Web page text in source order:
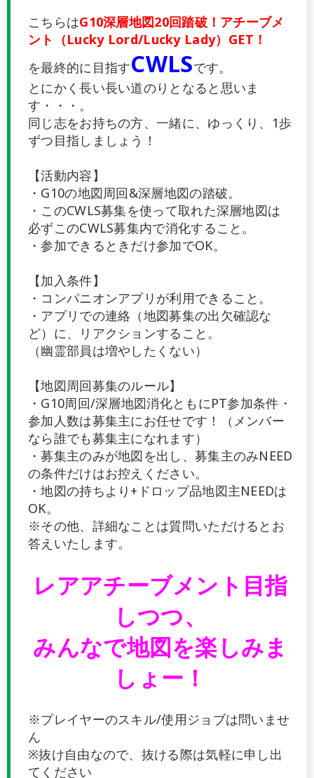
こちらはG10深層地図20回踏破！アチーブメ
ント（Lucky Lord/Lucky Lady）GET！
を最終的に目指すCWLSです。
とにかく長い長い道のりとなると思いま
す・・・。
同じ志をお持ちの方、一緒に、ゆっくり、1歩
ずつ目指しましょう！
【活動内容】
・G10の地図周回&深層地図の踏破。
・このCWLS募集を使って取れた深層地図は
必ずこのCWLS募集内で消化すること。
・参加できるときだけ参加でOK。
【加入条件】
・コンパニオンアプリが利用できること。
・アプリでの連絡（地図募集の出欠確認な
ど）に、リアクションすること。
（幽霊部員は増やしたくない）
【地図周回募集のルール】
・G10周回/深層地図消化ともにPT参加条件・
参加人数は募集主にお任せです！（メンバー
なら誰でも募集主になれます）
・募集主のみが地図を出し、募集主のみNEED
の条件だけはお控えください。
・地図の持ちより+ドロップ品地図主NEEDは
OK。
※その他、詳細なことは質問いただけるとお
答えいたします。
レアアチーブメント目指
しつつ、
みんなで地図を楽しみま
しょー！
※プレイヤーのスキル/使用ジョブは問いませ
ん
※抜け自由なので、抜ける際は気軽に申し出
てください